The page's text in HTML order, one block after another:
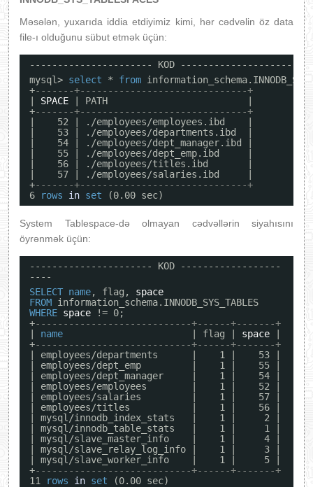
Məsələn, yuxarıda iddia etdiyimiz kimi, hər cədvəlin öz data
file-ı olduğunu sübut etmək üçün:
---------------------- KOD ----------------------
mysql> select * from
+-------+------------------------------+
SPACE
| PATH                         |
+-------+------------------------------+
|    52 | ./employees/employees.ibd    |
|    53 | ./employees/departments.ibd  |
|    54 | ./employees/dept_manager.ibd |
|    55 | ./employees/dept_emp.ibd     |
|    56 | ./employees/titles.ibd       |
|    57 | ./employees/salaries.ibd     |
+-------+------------------------------+
6
rows in set (0.00 sec)
System Tablespace-də olmayan cədvəllərin siyahısını
öyrənmək üçün:
---------------------- KOD ------------------
----
SELECT name, flag, space
FROM information_schema.INNODB_SYS_TABLES
WHERE space
!= 0;
+----------------------------+------+-------+
name | flag | space
+----------------------------+------+-------+
| employees/departments      |    1 |    53 |
| employees/dept_emp         |    1 |    55 |
| employees/dept_manager     |    1 |    54 |
| employees/employees        |    1 |    52 |
| employees/salaries         |    1 |    57 |
| employees/titles           |    1 |    56 |
| mysql/innodb_index_stats   |    1 |     2 |
| mysql/innodb_table_stats   |    1 |     1 |
| mysql/slave_master_info    |    1 |     4 |
| mysql/slave_relay_log_info |    1 |     3 |
| mysql/slave_worker_info    |    1 |     5 |
+----------------------------+------+-------+
11
rows in set (0.00 sec)